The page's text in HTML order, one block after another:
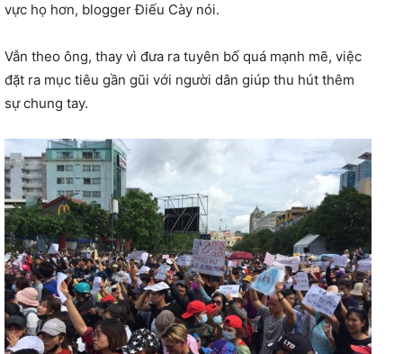
vực họ hơn, blogger Điếu Cày nói.
Vẫn theo ông, thay vì đưa ra tuyên bố quá mạnh mẽ, việc
đặt ra mục tiêu gần gũi với người dân giúp thu hút thêm
sự chung tay.